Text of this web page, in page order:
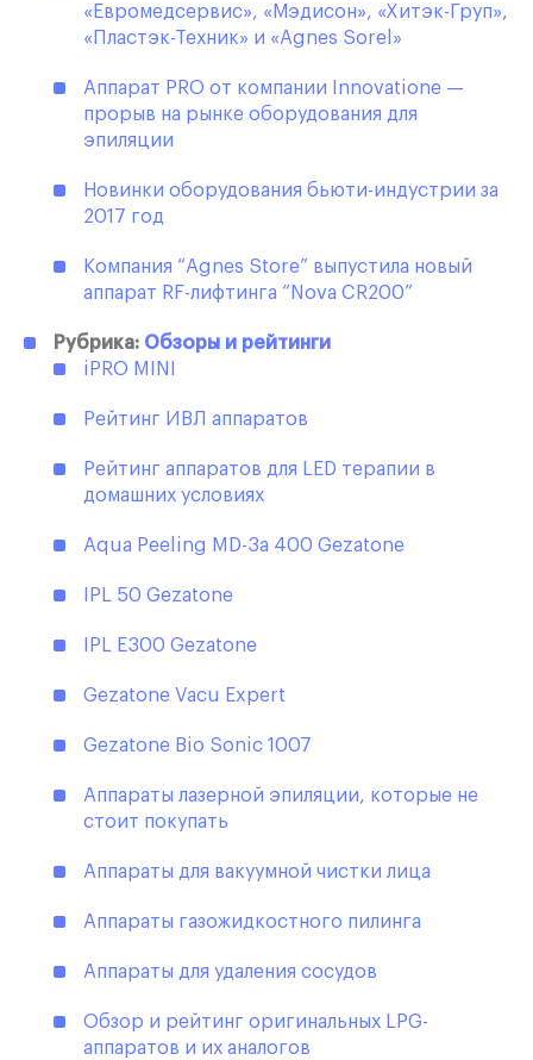
«Евромедсервис», «Мэдисон», «Хитэк-Груп»,
«Пластэк-Техник» и «Agnes Sorel»
Аппарат PRO от компании Innovatione —
прорыв на рынке оборудования для
эпиляции
Новинки оборудования бьюти-индустрии за
2017 год
Компания “Agnes Store” выпустила новый
аппарат RF-лифтинга “Nova CR200”
Рубрика: Обзоры и рейтинги
iPRO MINI
Рейтинг ИВЛ аппаратов
Рейтинг аппаратов для LED терапии в
домашних условиях
Aqua Peeling MD-3a 400 Gezatone
IPL 50 Gezatone
IPL E300 Gezatone
Gezatone Vacu Expert
Gezatone Bio Sonic 1007
Аппараты лазерной эпиляции, которые не
стоит покупать
Аппараты для вакуумной чистки лица
Аппараты газожидкостного пилинга
Аппараты для удаления сосудов
Обзор и рейтинг оригинальных LPG-
аппаратов и их аналогов